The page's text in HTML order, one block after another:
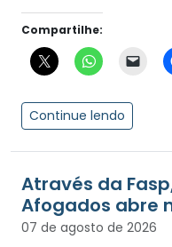
Compartilhe:
Continue lendo
Através da
Afogados abre
07 de agosto de 2026